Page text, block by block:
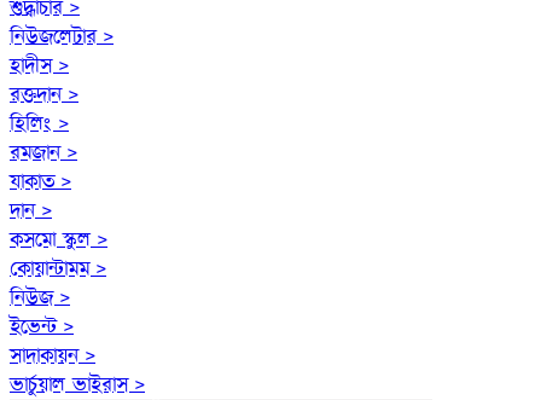
শুদ্ধাচার >
নিউজলেটার >
হাদীস >
রক্তদান >
হিলিং >
রমজান >
যাকাত >
দান >
কসমো স্কুল >
কোয়ান্টামম >
নিউজ >
ইভেন্ট >
সাদাকায়ন >
ভার্চুয়াল ভাইরাস >